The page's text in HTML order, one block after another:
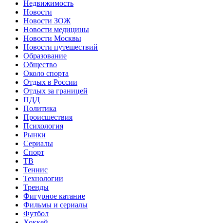
Недвижимость
Новости
Новости ЗОЖ
Новости медицины
Новости Москвы
Новости путешествий
Образование
Общество
Около спорта
Отдых в России
Отдых за границей
ПДД
Политика
Происшествия
Психология
Рынки
Сериалы
Спорт
ТВ
Теннис
Технологии
Тренды
Фигурное катание
Фильмы и сериалы
Футбол